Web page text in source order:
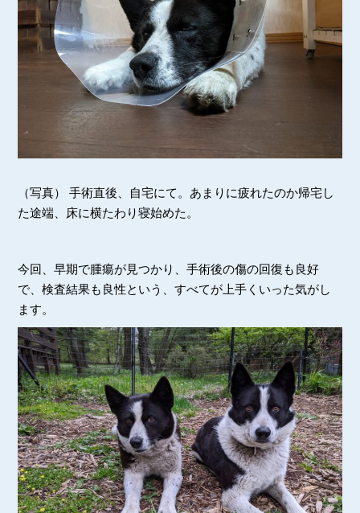
（写真） 手術直後、自宅にて。あまりに疲れたのか帰宅し
た途端、床に横たわり寝始めた。
今回、早期で腫瘍が見つかり、手術後の傷の回復も良好
で、検査結果も良性という、すべてが上手くいった気がし
ます。